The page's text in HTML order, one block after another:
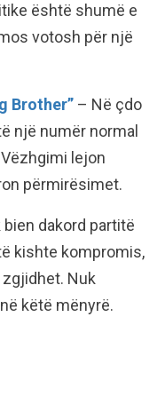
është shumë e
votosh për një
Brother” – Në çdo
një numër normal
lejon
përmirësimet.
dakord partitë
kishte kompromis,
Nuk
këtë mënyrë.